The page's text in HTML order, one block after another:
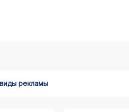
рекламы